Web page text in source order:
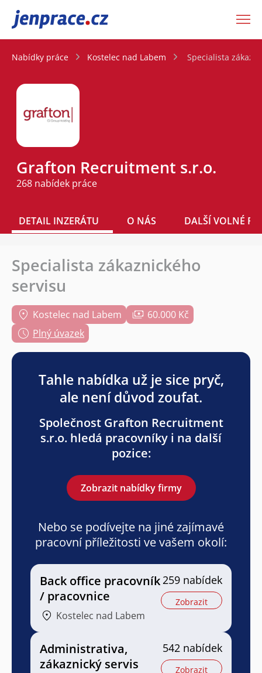
JenPráce.cz
Nabídky práce Kostelec nad Labem Specialista
Grafton Recruitment s.r.o.
268 nabídek práce
DETAIL INZERÁTU O NÁS DALŠÍ VOLNÉ
Specialista zákaznického
servisu
Kostelec nad Labem
60.000 Kč
Plný úvazek
Tahle nabídka už je sice pryč,
ale není důvod zoufat.
Společnost Grafton Recruitment
s.r.o. hledá pracovníky i na další
pozice:
Zobrazit nabídky firmy
Nebo se podívejte na jiné zajímavé
pracovní příležitosti ve vašem okolí:
Back office pracovník
/ pracovnice
Kostelec nad Labem
259 nabídek
Zobrazit
Administrativa,
zákaznický servis
542 nabídek
Zobrazit